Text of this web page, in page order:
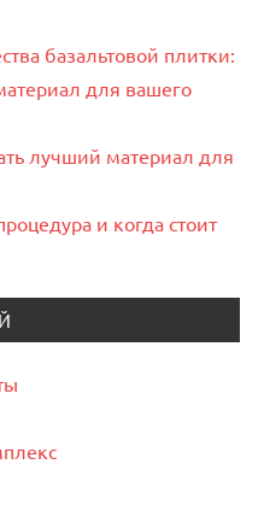
базальтовой плитки:
для вашего
лучший материал для
и когда стоит